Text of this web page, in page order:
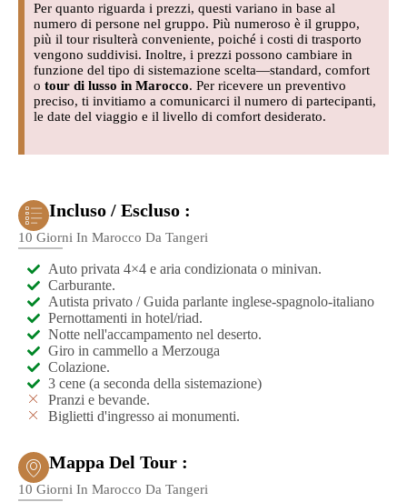
Per quanto riguarda i prezzi, questi variano in base al
numero di persone nel gruppo. Più numeroso è il gruppo,
più il tour risulterà conveniente, poiché i costi di trasporto
vengono suddivisi. Inoltre, i prezzi possono cambiare in
funzione del tipo di sistemazione scelta—standard, comfort
o tour di lusso in Marocco. Per ricevere un preventivo
preciso, ti invitiamo a comunicarci il numero di partecipanti,
le date del viaggio e il livello di comfort desiderato.
Incluso / Escluso :
10 Giorni In Marocco Da Tangeri
Auto privata 4×4 e aria condizionata o minivan.
Carburante.
Autista privato / Guida parlante inglese-spagnolo-italiano
Pernottamenti in hotel/riad.
Notte nell'accampamento nel deserto.
Giro in cammello a Merzouga
Colazione.
3 cene (a seconda della sistemazione)
Pranzi e bevande.
Biglietti d'ingresso ai monumenti.
Mappa Del Tour :
10 Giorni In Marocco Da Tangeri